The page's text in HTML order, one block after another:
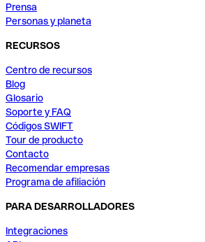
Prensa
Personas y planeta
RECURSOS
Centro de recursos
Blog
Glosario
Soporte y FAQ
Códigos SWIFT
Tour de producto
Contacto
Recomendar empresas
Programa de afiliación
PARA DESARROLLADORES
Integraciones